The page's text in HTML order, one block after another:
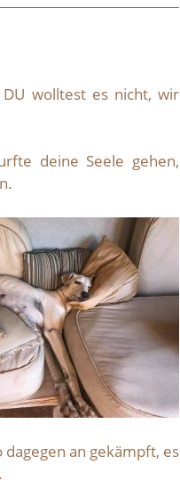
wolltest es nicht, wir
deine Seele gehen,
an gekämpft, es